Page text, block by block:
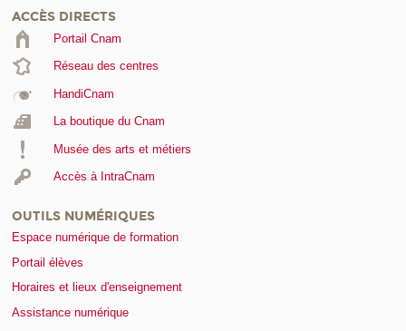
ACCÈS DIRECTS
Portail Cnam
Réseau des centres
HandiCnam
La boutique du Cnam
Musée des arts et métiers
Accès à IntraCnam
OUTILS NUMÉRIQUES
Espace numérique de formation
Portail élèves
Horaires et lieux d'enseignement
Assistance numérique